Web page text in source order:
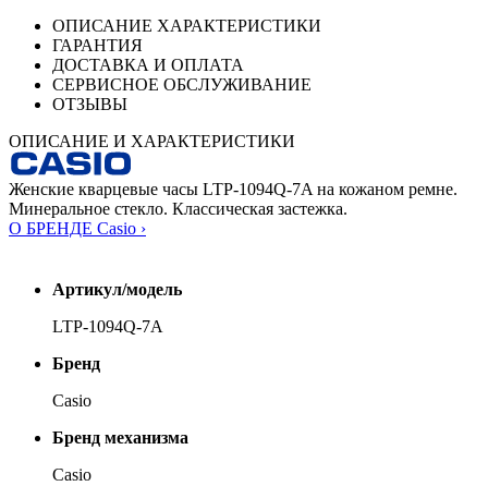
ОПИСАНИЕ ХАРАКТЕРИСТИКИ
ГАРАНТИЯ
ДОСТАВКА И ОПЛАТА
СЕРВИСНОЕ ОБСЛУЖИВАНИЕ
ОТЗЫВЫ
ОПИСАНИЕ И ХАРАКТЕРИСТИКИ
Женские кварцевые часы LTP-1094Q-7A на кожаном ремне.
Минеральное стекло. Классическая застежка.
О БРЕНДЕ Casio ›
Артикул/модель
LTP-1094Q-7A
Бренд
Casio
Бренд механизма
Casio